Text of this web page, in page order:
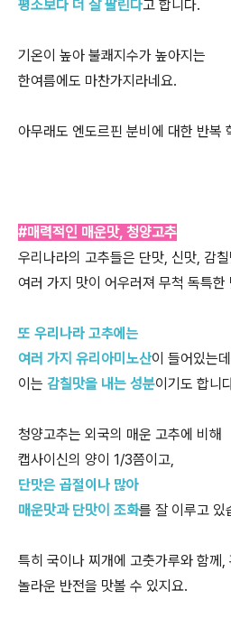
평소보다 더 잘 팔린다고 합니다.
기온이 높아 불쾌지수가 높아지는
한여름에도 마찬가지라네요.
아무래도 엔도르핀 분비에 대한 반복
#매력적인 매운맛, 청양고추
우리나라의 고추들은 단맛, 신맛, 감칠
여러 가지 맛이 어우러져 무척 독특한
또 우리나라 고추에는
여러 가지 유리아미노산이 들어있는
이는 감칠맛을 내는 성분이기도 합니
청양고추는 외국의 매운 고추에 비해
캡사이신의 양이 1/3쯤이고,
단맛은 곱절이나 많아
매운맛과 단맛이 조화를 잘 이루고 있
특히 국이나 찌개에 고춧가루와 함께
놀라운 반전을 맛볼 수 있지요.